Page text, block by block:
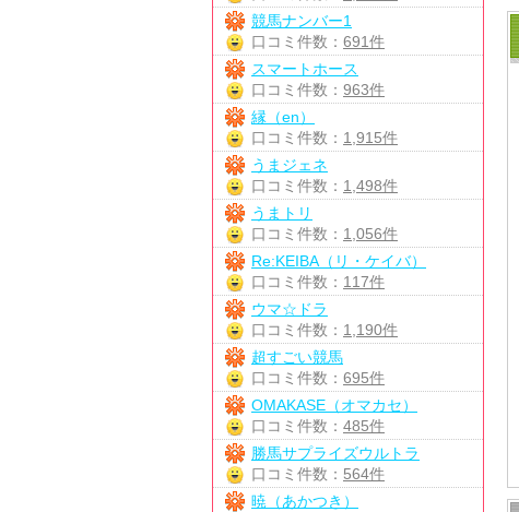
競馬ナンバー1
口コミ件数： 691件
スマートホース
口コミ件数： 963件
縁（en）
口コミ件数： 1,915件
うまジェネ
口コミ件数： 1,498件
うまトリ
口コミ件数： 1,056件
Re:KEIBA（リ・ケイバ）
口コミ件数： 117件
ウマ☆ドラ
口コミ件数： 1,190件
超すごい競馬
口コミ件数： 695件
OMAKASE（オマカセ）
口コミ件数： 485件
勝馬サプライズウルトラ
口コミ件数： 564件
暁（あかつき）